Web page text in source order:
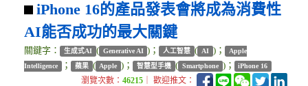
iPhone 16的產品發表會將成為消費性
AI能否成功的最大關鍵
關鍵字： 生成式AI ( Generative AI )； 人工智慧 ( AI )；
Apple
Intelligence ； 蘋果 ( Apple )； 智慧型手機 ( Smartphone )； iPhone 16
瀏覽次數：46215 ｜ 歡迎推文：